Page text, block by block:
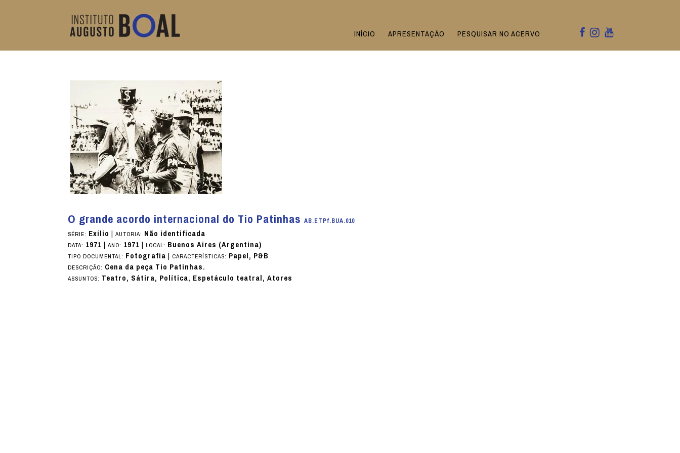
PESQUISAR NO ACERVO
APRESENTAÇÃO
INÍCIO
O grande acordo internacional do Tio PatinhasAB.ETPf.BUA.010
SÉRIE: Exílio |AUTORIA: Não identificada
DATA: 1971|ANO: 1971|LOCAL: Buenos Aires (Argentina)
TIPO DOCUMENTAL: Fotografia| CARACTERÍSTICAS: Papel, P&B
DESCRIÇÃO: Cena da peça Tio Patinhas.
ASSUNTOS: Teatro, Sátira, Política, Espetáculo teatral, Atores